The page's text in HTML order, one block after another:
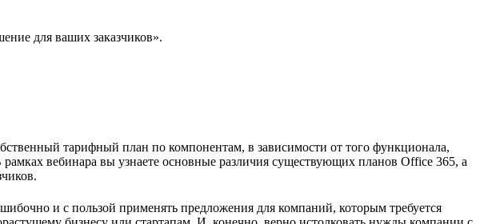
для ваших заказчиков».
тарифный план по компонентам, в зависимости от того функционала,
вебинара вы узнаете основные различия существующих планов Office 365, а
и с пользой применять предложения для компаний, которым требуется